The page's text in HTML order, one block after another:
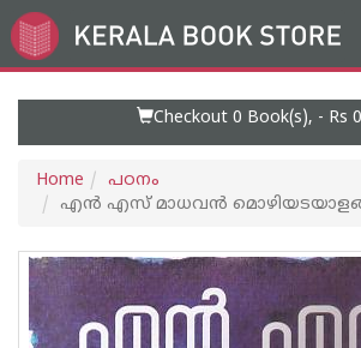
Go
to
Checkout 0 Book(s), - Rs
Home
പഠനം
എന്‍ എസ് മാധവന്‍